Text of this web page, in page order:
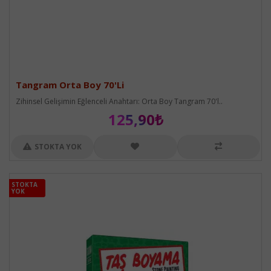
Tangram Orta Boy 70'Li
Zihinsel Gelişimin Eğlenceli Anahtarı: Orta Boy Tangram 70'l..
125,90₺
STOKTA YOK
STOKTA
YOK
STOKTA
YOK